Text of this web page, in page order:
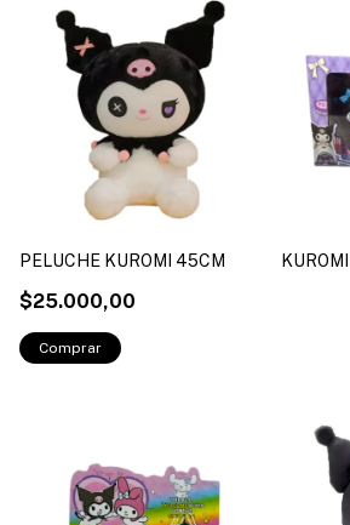
PELUCHE KUROMI 45CM
$25.000,00